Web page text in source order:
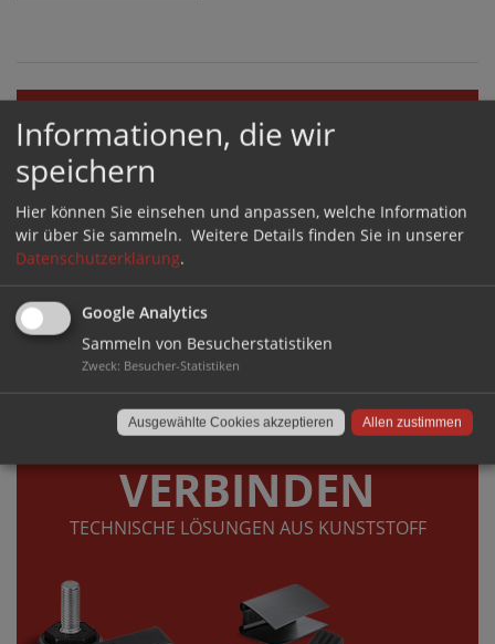
GLEITEN
GERÄUSCHHEMMEND UND BODENSCHONEND
VERBINDEN
TECHNISCHE LÖSUNGEN AUS KUNSTSTOFF
Informationen, die wir
speichern
Hier können Sie einsehen und anpassen, welche Information
wir über Sie sammeln. Weitere Details finden Sie in unserer
Datenschutzerklärung.
Google Analytics
Sammeln von Besucherstatistiken
Zweck: Besucher-Statistiken
Allen zustimmen
Ausgewählte Cookies akzeptieren